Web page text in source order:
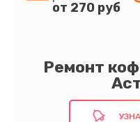
Ремонт
от 270 руб